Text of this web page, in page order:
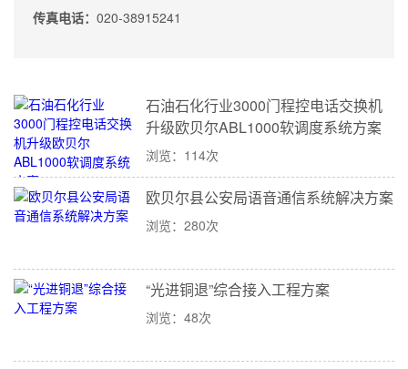
传真电话： 020-38915241
石油石化行业3000门程控电话交换机
升级欧贝尔ABL1000软调度系统方案
浏览：114次
欧贝尔县公安局语音通信系统解决方案
浏览：280次
“光进铜退”综合接入工程方案
浏览：48次